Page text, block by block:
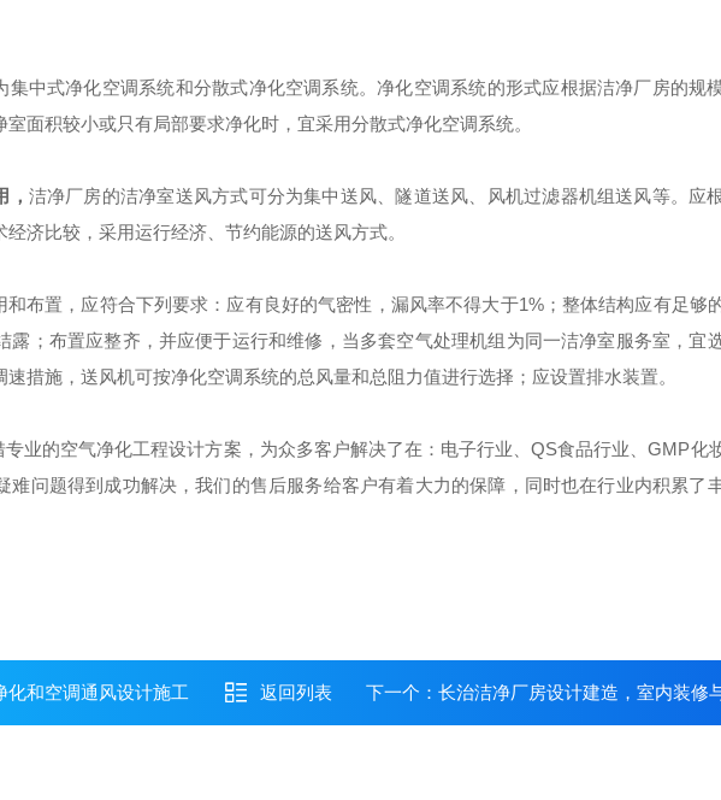
中式净化空调系统和分散式净化空调系统。净化空调系统的形式应根据洁净厂房的规
面积较小或只有局部要求净化时，宜采用分散式净化空调系统。
， 洁净厂房的洁净室送风方式可分为集中送风、隧道送风、风机过滤器机组送风等。应
济比较，采用运行经济、节约能源的送风方式。
布置，应符合下列要求：应有良好的气密性，漏风率不得大于1%；整体结构应有足够
露；布置应整齐，并应便于运行和维修，当多套空气处理机组为同一洁净室服务室，宜
措施，送风机可按净化空调系统的总风量和总阻力值进行选择；应设置排水装置。
业的空气净化工程设计方案，为众多客户解决了在：电子行业、QS食品行业、GMP化
难问题得到成功解决，我们的售后服务给客户有着大力的保障，同时也在行业内积累了
化和空调通风设计施工 返回列表 下一个： 长治洁净厂房设计建造，室内装修